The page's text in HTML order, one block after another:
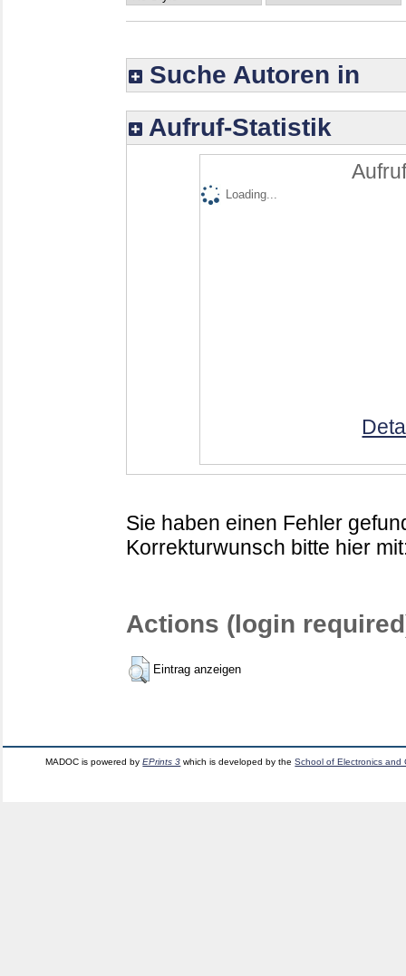
Suche Autoren in
Aufruf-Statistik
Loading...
Sie haben einen Fehler
Korrekturwunsch bitte hier
Actions (login
Eintrag anzeigen
MADOC is powered byEPrints 3 which is developed by theSchool of Electronics and